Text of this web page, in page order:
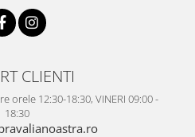
CLIENTI
orele 12:30-18:30, VINERI 09:00 -
18:30